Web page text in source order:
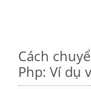
Cách
Php: Ví dụ